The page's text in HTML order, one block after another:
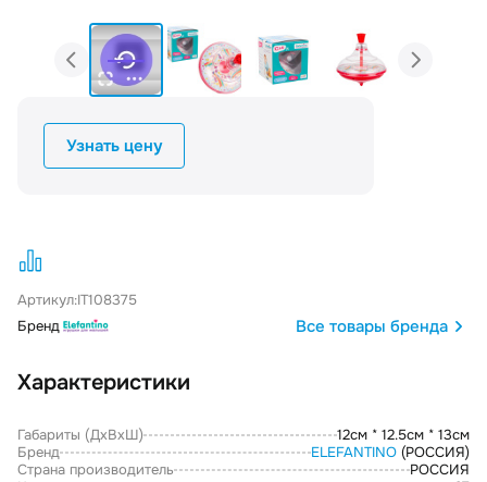
Узнать цену
Артикул:IT108375
Бренд
Все товары бренда
Характеристики
Габариты (ДxВxШ)
12см * 12.5см * 13см
Бренд
ELEFANTINO (РОССИЯ)
Страна производитель
РОССИЯ